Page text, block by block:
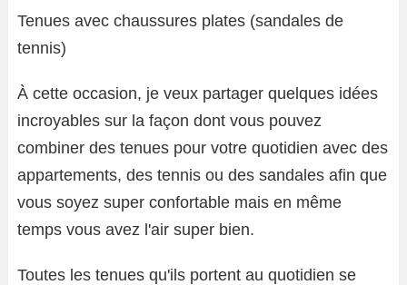
Tenues avec chaussures plates (sandales de
tennis)
À cette occasion, je veux partager quelques idées
incroyables sur la façon dont vous pouvez
combiner des tenues pour votre quotidien avec des
appartements, des tennis ou des sandales afin que
vous soyez super confortable mais en même
temps vous avez l'air super bien.
Toutes les tenues qu'ils portent au quotidien se